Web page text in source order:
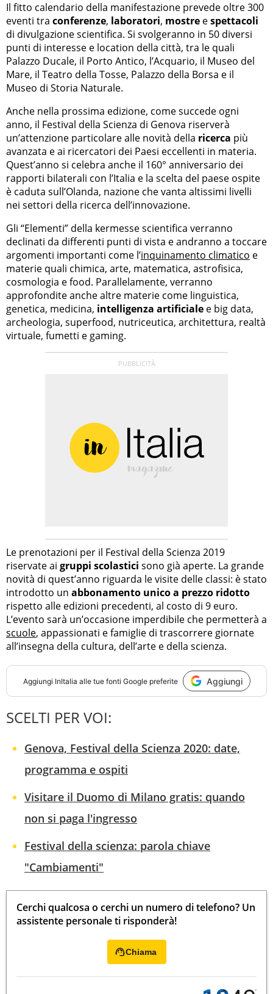
Il fitto calendario della manifestazione prevede oltre 300
eventi tra conferenze, laboratori, mostre espettacoli
di divulgazione scientifica. Si svolgeranno in 50 diversi
punti di interesse e location della città, tra le quali
Palazzo Ducale, il Porto Antico, l’Acquario, il Museo del
Mare, il Teatro della Tosse, Palazzo della Borsa e il
Museo di Storia Naturale.
Anche nella prossima edizione, come succede ogni
anno, il Festival della Scienza di Genova riserverà
un’attenzione particolare alle novità della ricerca più
avanzata e ai ricercatori dei Paesi eccellenti in materia.
Quest’anno si celebra anche il 160° anniversario dei
rapporti bilaterali con l’Italia e la scelta del paese ospite
è caduta sull’Olanda, nazione che vanta altissimi livelli
nei settori della ricerca dell’innovazione.
Gli “Elementi” della kermesse scientifica verranno
declinati da differenti punti di vista e andranno a toccare
argomenti importanti come l’inquinamento climatico e
materie quali chimica, arte, matematica, astrofisica,
cosmologia e food. Parallelamente, verranno
approfondite anche altre materie come linguistica,
genetica, medicina, intelligenza artificiale e big data,
archeologia, superfood, nutriceutica, architettura, realtà
virtuale, fumetti e gaming.
Le prenotazioni per il Festival della Scienza 2019
riservate ai gruppi scolastici sono già aperte. La grande
novità di quest’anno riguarda le visite delle classi: è stato
introdotto un abbonamento unico a prezzo ridotto
rispetto alle edizioni precedenti, al costo di 9 euro.
L’evento sarà un’occasione imperdibile che permetterà a
scuole, appassionati e famiglie di trascorrere giornate
all’insegna della cultura, dell’arte e della scienza.
Aggiungi InItalia alle tue fonti Google preferite Aggiungi
SCELTI PER VOI:
Genova, Festival della Scienza 2020: date,
programma e ospiti
Visitare il Duomo di Milano gratis: quando
non si paga l'ingresso
Festival della scienza: parola chiave
"Cambiamenti"
Cerchi qualcosa o cerchi un numero di telefono? Un
assistente personale ti risponderà!
Chiama